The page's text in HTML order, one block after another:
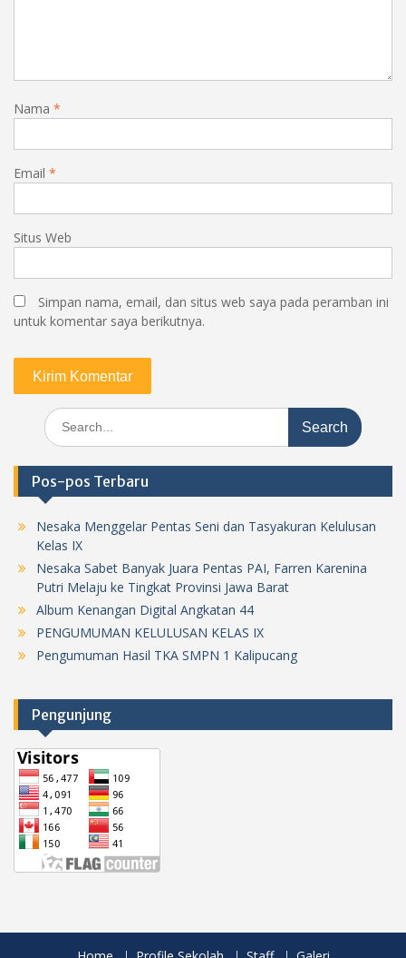
Nama *
Email *
Situs Web
Simpan nama, email, dan situs web saya pada peramban ini
untuk komentar saya berikutnya.
Search
for:
Pos-pos Terbaru
Nesaka Menggelar Pentas Seni dan Tasyakuran Kelulusan
Kelas IX
Nesaka Sabet Banyak Juara Pentas PAI, Farren Karenina
Putri Melaju ke Tingkat Provinsi Jawa Barat
Album Kenangan Digital Angkatan 44
PENGUMUMAN KELULUSAN KELAS IX
Pengumuman Hasil TKA SMPN 1 Kalipucang
Pengunjung